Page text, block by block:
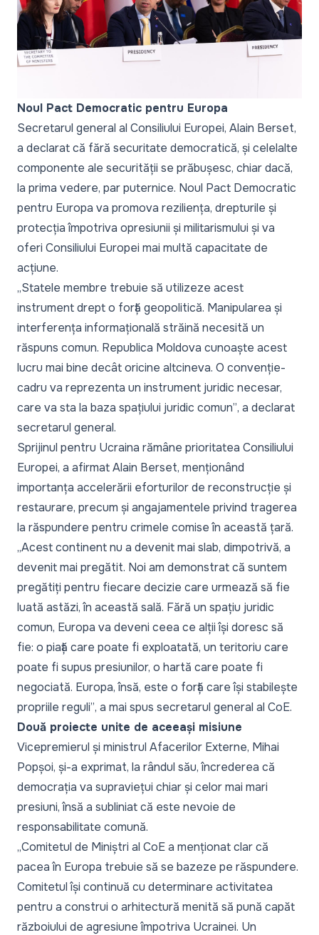
Noul Pact Democratic pentru Europa
Secretarul general al Consiliului Europei, Alain Berset,
a declarat că fără securitate democratică, și celelalte
componente ale securității se prăbușesc, chiar dacă,
la prima vedere, par puternice. Noul Pact Democratic
pentru Europa va promova reziliența, drepturile și
protecția împotriva opresiunii și militarismului și va
oferi Consiliului Europei mai multă capacitate de
acțiune.
„Statele membre trebuie să utilizeze acest
instrument drept o forță geopolitică. Manipularea și
interferența informațională străină necesită un
răspuns comun. Republica Moldova cunoaște acest
lucru mai bine decât oricine altcineva. O convenție-
cadru va reprezenta un instrument juridic necesar,
care va sta la baza spațiului juridic comun”, a declarat
secretarul general.
Sprijinul pentru Ucraina rămâne prioritatea Consiliului
Europei, a afirmat Alain Berset, menționând
importanța accelerării eforturilor de reconstrucție și
restaurare, precum și angajamentele privind tragerea
la răspundere pentru crimele comise în această țară.
„Acest continent nu a devenit mai slab, dimpotrivă, a
devenit mai pregătit. Noi am demonstrat că suntem
pregătiți pentru fiecare decizie care urmează să fie
luată astăzi, în această sală. Fără un spațiu juridic
comun, Europa va deveni ceea ce alții își doresc să
fie: o piață care poate fi exploatată, un teritoriu care
poate fi supus presiunilor, o hartă care poate fi
negociată. Europa, însă, este o forță care își stabilește
propriile reguli”, a mai spus secretarul general al CoE.
Două proiecte unite de aceeași misiune
Vicepremierul și ministrul Afacerilor Externe, Mihai
Popșoi, și-a exprimat, la rândul său, încrederea că
democrația va supraviețui chiar și celor mai mari
presiuni, însă a subliniat că este nevoie de
responsabilitate comună.
„Comitetul de Miniștri al CoE a menționat clar că
pacea în Europa trebuie să se bazeze pe răspundere.
Comitetul își continuă cu determinare activitatea
pentru a construi o arhitectură menită să pună capăt
războiului de agresiune împotriva Ucrainei. Un